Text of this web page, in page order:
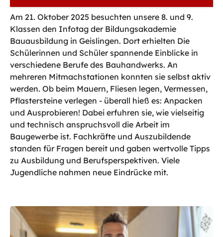
Am 21. Oktober 2025 besuchten unsere 8. und 9.
Klassen den Infotag der Bildungsakademie
Bauausbildung in Geislingen. Dort erhielten Die
Schülerinnen und Schüler spannende Einblicke in
verschiedene Berufe des Bauhandwerks. An
mehreren Mitmachstationen konnten sie selbst aktiv
werden. Ob beim Mauern, Fliesen legen, Vermessen,
Pflastersteine verlegen - überall hieß es: Anpacken
und Ausprobieren! Dabei erfuhren sie, wie vielseitig
und technisch anspruchsvoll die Arbeit im
Baugewerbe ist. Fachkräfte und Auszubildende
standen für Fragen bereit und gaben wertvolle Tipps
zu Ausbildung und Berufsperspektiven. Viele
Jugendliche nahmen neue Eindrücke mit.